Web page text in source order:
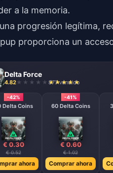
a la memoria.
progresión legítima,
proporciona un
Delta Force
4.82 877 vendido
-42%
Delta Coins
€ 0.30
€ 0.52
ahora
-41%
60 Delta Coins
€ 0.60
€ 1.02
Comprar ahora